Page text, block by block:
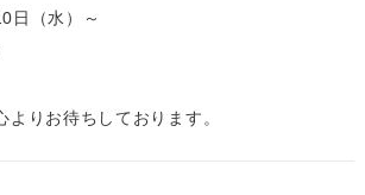
日（水）～
よりお待ちしております。